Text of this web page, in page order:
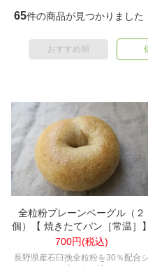
65件の商品が見つかりました
おすすめ順
全粒粉プレーンベーグル（２
個）【 焼きたてパン［常温］】
700円(税込)
長野県産石臼挽全粒粉を30％配合シ